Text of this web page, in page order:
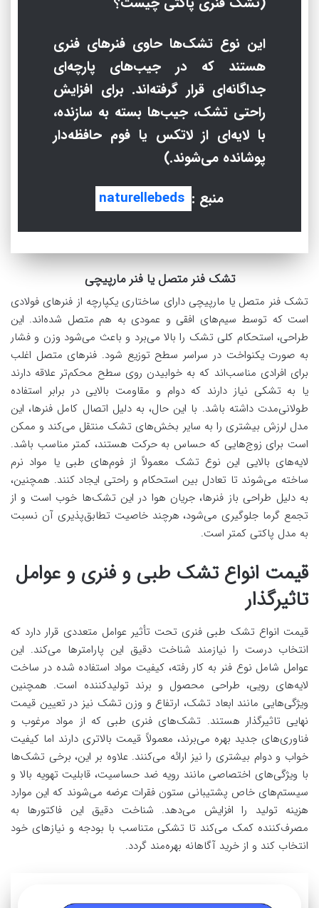
این نوع تشک‌ها حاوی فنرهای فنری
هستند که در جیب‌های پارچه‌ای
جداگانه‌ای قرار گرفته‌اند. برای افزایش
راحتی تشک، جیب‌ها بسته به سازنده،
با لایه‌ای از لاتکس یا فوم حافظه‌دار
پوشانده می‌شوند.)
منبع : naturellebeds
تشک فنر متصل یا فنر مارپیچی
تشک فنر متصل یا مارپیچی دارای ساختاری یکپارچه از فنرهای فولادی
است که توسط سیم‌های افقی و عمودی به هم متصل شده‌اند. این
طراحی، استحکام کلی تشک را بالا می‌برد و باعث می‌شود وزن و فشار
به صورت یکنواخت در سراسر سطح توزیع شود. فنرهای متصل اغلب
برای افرادی مناسب‌اند که به خوابیدن روی سطح محکم‌تر علاقه دارند
یا به تشکی نیاز دارند که دوام و مقاومت بالایی در برابر استفاده
طولانی‌مدت داشته باشد. با این حال، به دلیل اتصال کامل فنرها، این
مدل لرزش بیشتری را به سایر بخش‌های تشک منتقل می‌کند و ممکن
است برای زوج‌هایی که حساس به حرکت هستند، کمتر مناسب باشد.
لایه‌های بالایی این نوع تشک معمولاً از فوم‌های طبی یا مواد نرم
ساخته می‌شوند تا تعادل بین استحکام و راحتی ایجاد کنند. همچنین،
به دلیل طراحی باز فنرها، جریان هوا در این تشک‌ها خوب است و از
تجمع گرما جلوگیری می‌شود، هرچند خاصیت تطابق‌پذیری آن نسبت
به مدل پاکتی کمتر است.
قیمت انواع تشک طبی و فنری و عوامل
تاثیرگذار
قیمت انواع تشک طبی فنری تحت تأثیر عوامل متعددی قرار دارد که
انتخاب درست را نیازمند شناخت دقیق این پارامترها می‌کند. این
عوامل شامل نوع فنر به کار رفته، کیفیت مواد استفاده شده در ساخت
لایه‌های رویی، طراحی محصول و برند تولیدکننده است. همچنین
ویژگی‌هایی مانند ابعاد تشک، ارتفاع و وزن تشک نیز در تعیین قیمت
نهایی تاثیرگذار هستند. تشک‌های فنری طبی که از مواد مرغوب و
فناوری‌های جدید بهره می‌برند، معمولاً قیمت بالاتری دارند اما کیفیت
خواب و دوام بیشتری را نیز ارائه می‌کنند. علاوه بر این، برخی تشک‌ها
با ویژگی‌های اختصاصی مانند رویه ضد حساسیت، قابلیت تهویه بالا و
سیستم‌های خاص پشتیبانی ستون فقرات عرضه می‌شوند که این موارد
هزینه تولید را افزایش می‌دهد. شناخت دقیق این فاکتورها به
مصرف‌کننده کمک می‌کند تا تشکی متناسب با بودجه و نیازهای خود
انتخاب کند و از خرید آگاهانه بهره‌مند گردد.